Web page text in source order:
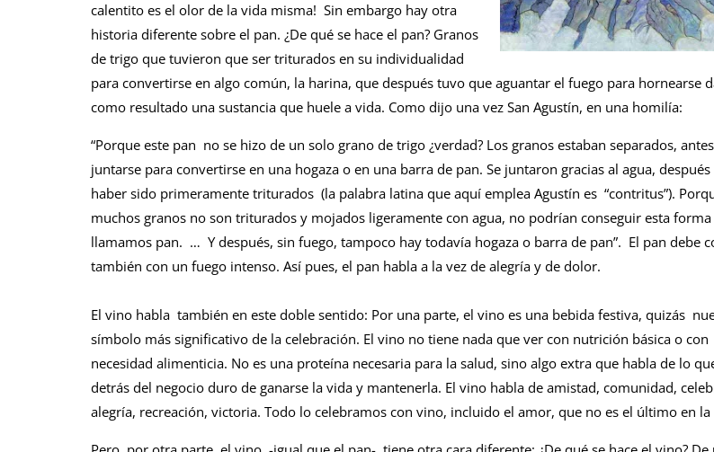
calentito es el olor de la vida misma! Sin embargo hay otra
historia diferente sobre el pan. ¿De qué se hace el pan? Granos
de trigo que tuvieron que ser triturados en su individualidad
para convertirse en algo común, la harina, que después tuvo que aguantar el fuego para hornearse
como resultado una sustancia que huele a vida. Como dijo una vez San Agustín, en una homilía:
“Porque este pan no se hizo de un solo grano de trigo ¿verdad? Los granos estaban separados,
juntarse para convertirse en una hogaza o en una barra de pan. Se juntaron gracias al agua, después
haber sido primeramente triturados (la palabra latina que aquí emplea Agustín es “contritus”).
muchos granos no son triturados y mojados ligeramente con agua, no podrían conseguir esta
llamamos pan. … Y después, sin fuego, tampoco hay todavía hogaza o barra de pan”. El pan debe
también con un fuego intenso. Así pues, el pan habla a la vez de alegría y de dolor.
El vino habla también en este doble sentido: Por una parte, el vino es una bebida festiva, quizás
símbolo más significativo de la celebración. El vino no tiene nada que ver con nutrición básica o con
necesidad alimenticia. No es una proteína necesaria para la salud, sino algo extra que habla de lo
detrás del negocio duro de ganarse la vida y mantenerla. El vino habla de amistad, comunidad,
alegría, recreación, victoria. Todo lo celebramos con vino, incluido el amor, que no es el último en la